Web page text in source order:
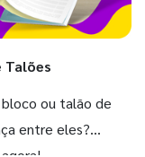
Talões
ou talão de
entre eles?